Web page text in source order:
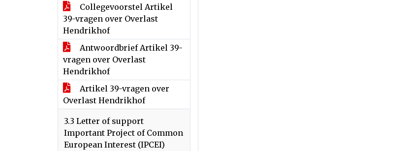
Collegevoorstel Artikel
39-vragen over Overlast
Hendrikhof
Antwoordbrief Artikel 39-
vragen over Overlast
Hendrikhof
Artikel 39-vragen over
Overlast Hendrikhof
3.3 Letter of support
Important Project of Common
European Interest (IPCEI)